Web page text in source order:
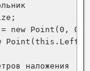
new Point(0, 0);
Point(this.Left,
наложения